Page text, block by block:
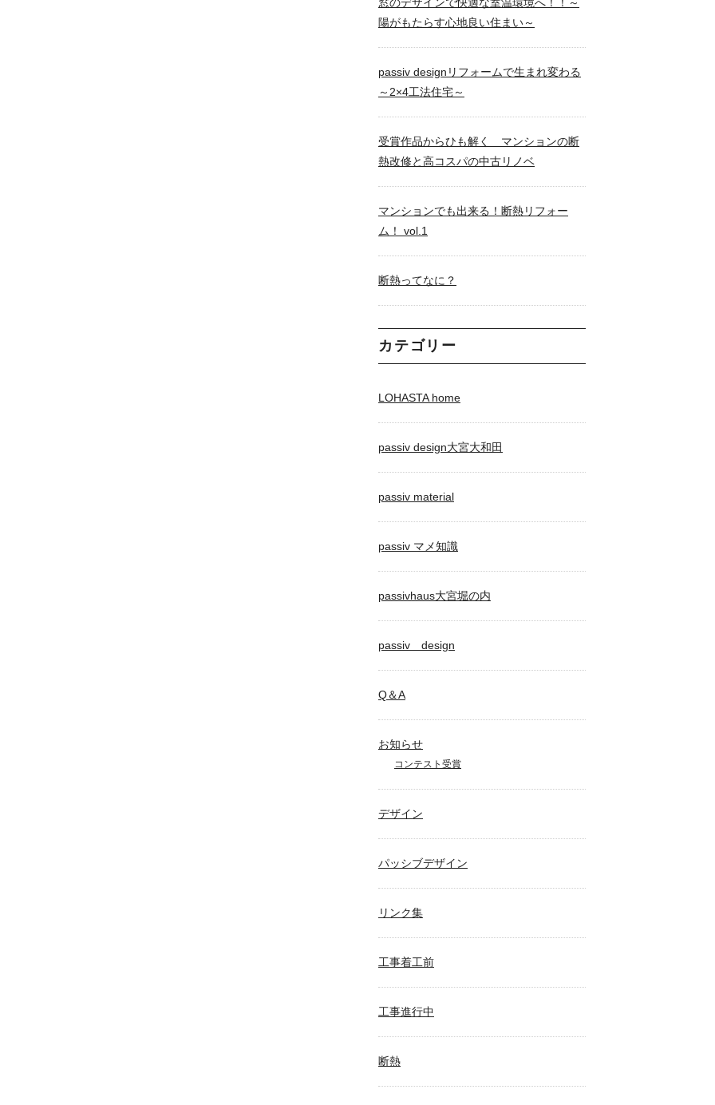
陽がもたらす心地良い住まい～
passiv designリフォームで生まれ変わる
～2×4工法住宅～
受賞作品からひも解く マンションの断
熱改修と高コスパの中古リノベ
マンションでも出来る！断熱リフォー
ム！ vol.1
断熱ってなに？
カテゴリー
LOHASTA home
passiv design大宮大和田
passiv material
passiv マメ知識
passivhaus大宮堀の内
passiv design
Q＆A
お知らせ
コンテスト受賞
デザイン
パッシブデザイン
リンク集
工事着工前
工事進行中
断熱